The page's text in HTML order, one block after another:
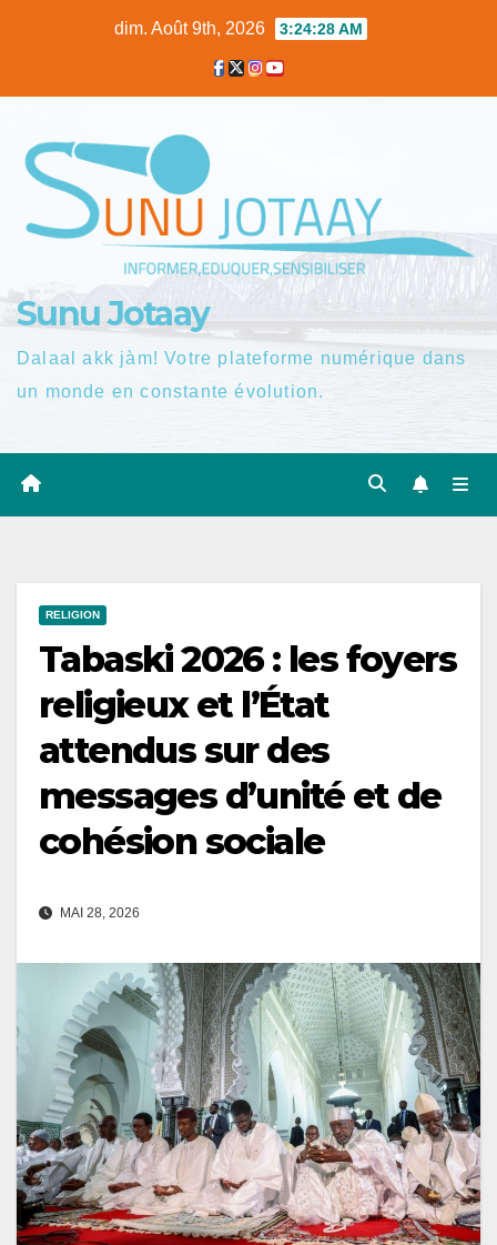
dim. Août 9th, 2026 3:24:28 AM
Sunu Jotaay
Dalaal akk jàm! Votre plateforme numérique dans
un monde en constante évolution.
RELIGION
Tabaski 2026 : les foyers
religieux et l’État
attendus sur des
messages d’unité et de
cohésion sociale
MAI 28, 2026